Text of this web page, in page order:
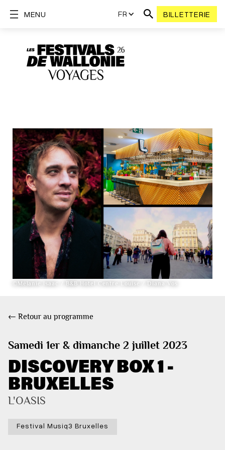
FR BILLETTERIE
MENU
©Mélanie Isaac / B&B Hotel Centre Louise / Diana Vos
← Retour au programme
Samedi 1er & dimanche 2 juillet 2023
DISCOVERY BOX 1 -
BRUXELLES
L'OASIS
Festival Musiq3 Bruxelles